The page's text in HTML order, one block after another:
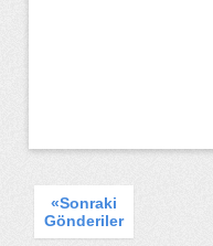
«Sonraki
Gönderiler